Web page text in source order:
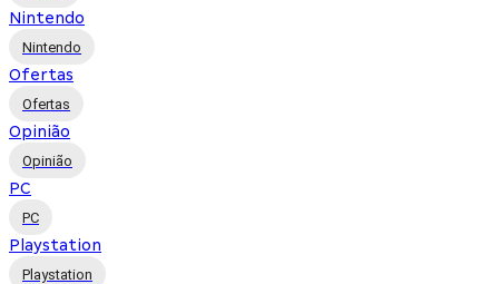
Nintendo
Nintendo
Ofertas
Ofertas
Opinião
Opinião
PC
PC
Playstation
Playstation